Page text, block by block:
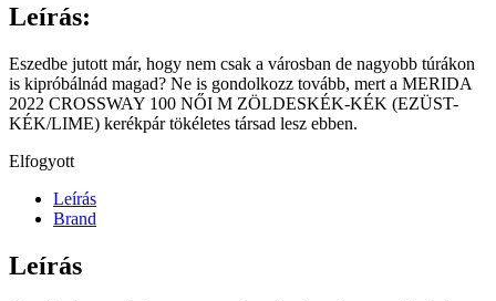
Leírás:
Eszedbe jutott már, hogy nem csak a városban de nagyobb túrákon
is kipróbálnád magad? Ne is gondolkozz tovább, mert a MERIDA
2022 CROSSWAY 100 NŐI M ZÖLDESKÉK-KÉK (EZÜST-
KÉK/LIME) kerékpár tökéletes társad lesz ebben.
Elfogyott
Leírás
Brand
Leírás